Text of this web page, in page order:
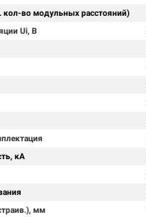
во модульных расстояний)
Ui, В
кА
мм